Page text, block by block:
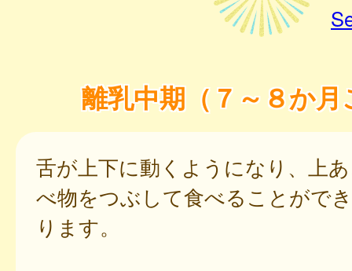
離乳中期（７～８か月
舌が上下に動くようになり、上
べ物をつぶして食べることがで
ります。